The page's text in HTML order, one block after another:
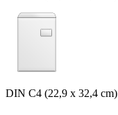
DIN C4 (22,9 x 32,4 cm)